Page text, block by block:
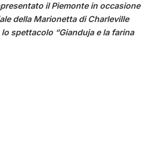
il Piemonte in occasione
della Marionetta di Charleville
spettacolo “Gianduja e la farina